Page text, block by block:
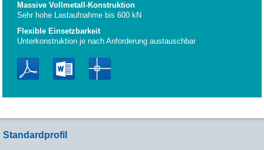
Massive Vollmetall-Konstruktion
Sehr hohe Lastaufnahme bis 600 kN
Flexible Einsetzbarkeit
Unterkonstruktion je nach Anforderung austauschbar
Standardprofil